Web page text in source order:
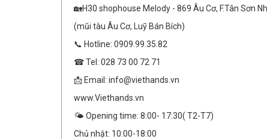
🏡H30 shophouse Melody - 869 Âu Cơ, F.Tân Sơn
(mũi tàu Âu Cơ, Luỹ Bán Bích)
📞 Hotline: 0909.99.35.82
☎ Tel: 028 73 00 72 71
📩 Email: info@viethands.vn
www.Viethands.vn
🌤️ Opening time: 8:00- 17:30( T2-T7)
Chủ nhật: 10:00-18:00